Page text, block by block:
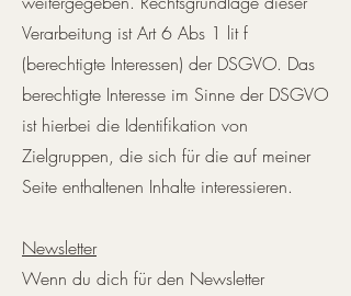
Verarbeitung ist Art 6 Abs 1 lit f
(berechtigte Interessen) der DSGVO. Das
berechtigte Interesse im Sinne der DSGVO
ist hierbei die Identifikation von
Zielgruppen, die sich für die auf meiner
Seite enthaltenen Inhalte interessieren.
Newsletter
Wenn du dich für den Newsletter